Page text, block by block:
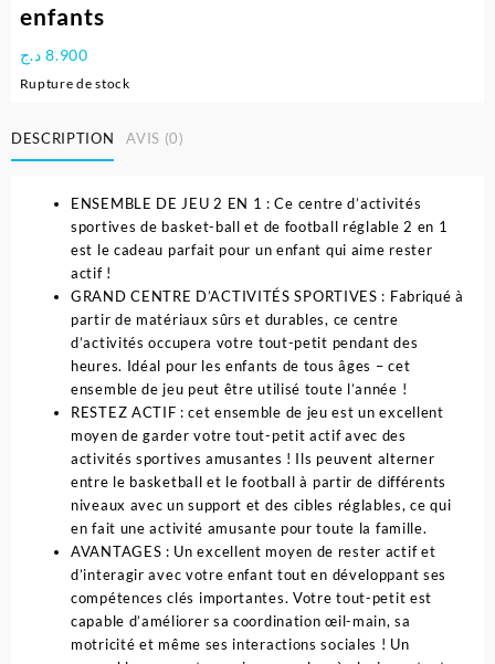
enfants
8.900 د.ج
Rupture de stock
DESCRIPTION AVIS (0)
ENSEMBLE DE JEU 2 EN 1 : Ce centre d’activités
sportives de basket-ball et de football réglable 2 en 1
est le cadeau parfait pour un enfant qui aime rester
actif !
GRAND CENTRE D’ACTIVITÉS SPORTIVES : Fabriqué à
partir de matériaux sûrs et durables, ce centre
d’activités occupera votre tout-petit pendant des
heures. Idéal pour les enfants de tous âges – cet
ensemble de jeu peut être utilisé toute l’année !
RESTEZ ACTIF : cet ensemble de jeu est un excellent
moyen de garder votre tout-petit actif avec des
activités sportives amusantes ! Ils peuvent alterner
entre le basketball et le football à partir de différents
niveaux avec un support et des cibles réglables, ce qui
en fait une activité amusante pour toute la famille.
AVANTAGES : Un excellent moyen de rester actif et
d’interagir avec votre enfant tout en développant ses
compétences clés importantes. Votre tout-petit est
capable d’améliorer sa coordination œil-main, sa
motricité et même ses interactions sociales ! Un